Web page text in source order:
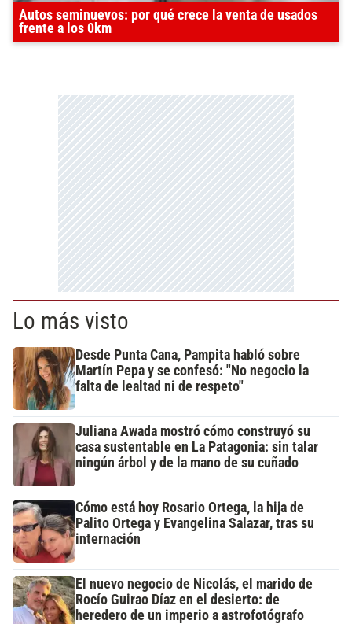
Autos seminuevos: por qué crece la venta de usados
frente a los 0km
Lo más visto
Desde Punta Cana, Pampita habló sobre
Martín Pepa y se confesó: "No negocio la
falta de lealtad ni de respeto"
Juliana Awada mostró cómo construyó su
casa sustentable en La Patagonia: sin talar
ningún árbol y de la mano de su cuñado
Cómo está hoy Rosario Ortega, la hija de
Palito Ortega y Evangelina Salazar, tras su
internación
El nuevo negocio de Nicolás, el marido de
Rocío Guirao Díaz en el desierto: de
heredero de un imperio a astrofotógrafo